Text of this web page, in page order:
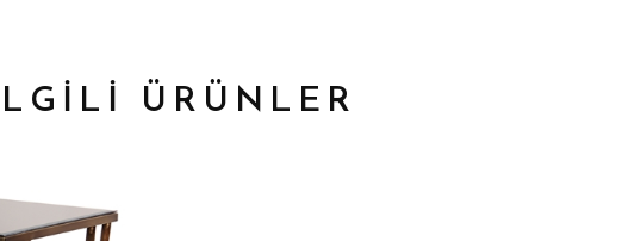
İLGİLİ ÜRÜNLER